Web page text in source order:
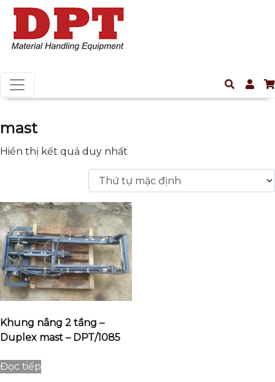
mast
Hiển thị kết quả duy nhất
Khung nâng 2 tầng –
Duplex mast – DPT/1085
Đọc tiếp